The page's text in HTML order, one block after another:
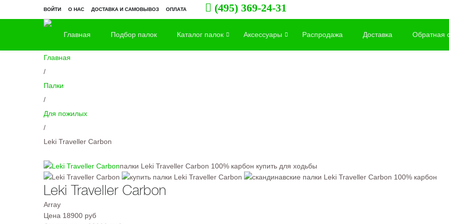
ВОЙТИ О НАС ДОСТАВКА И САМОВЫВОЗ ОПЛАТА (495) 369-24-31
Главная Подбор палок Каталог палок Аксессуары Распродажа Доставка Обратная
Главная
/
Палки
/
Для пожилых
/
Leki Traveller Carbon
палки Leki Traveller Carbon 100% карбон купить для ходьбы
Leki Traveller Carbon
Array
Цена 18900 руб